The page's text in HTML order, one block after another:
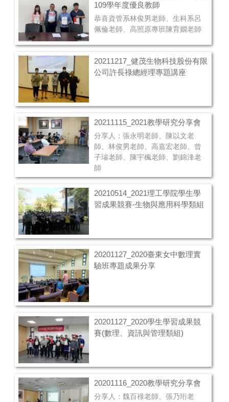
109學年度優良教師
恭喜資管系林俊男老師、生科系呂
佩倫老師、高照原專班陳育嫺老師
20211217_健茂生物科技股份有限
公司許長祿總經理專題講座
20211115_2021教學研究分享會
分享人：張永明老師、陳以文老
師、林俊男老師、高嘉宏老師、曾
子璿老師、陳宇楓老師、劉錦浲老
師
20210514_2021理工學院學生學
習成果競賽-生物與應用科學類組
20201127_2020臺東女中數理實
驗班專題成果分享
20201127_2020學生學習成果競
賽(數理、資訊與管理類組)
20201116_2020教學研究分享會
分享人：魏百祿老師、張乃珩老